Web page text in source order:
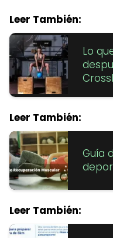
Leer También:
Lo
Leer También:
Guía
Leer También: